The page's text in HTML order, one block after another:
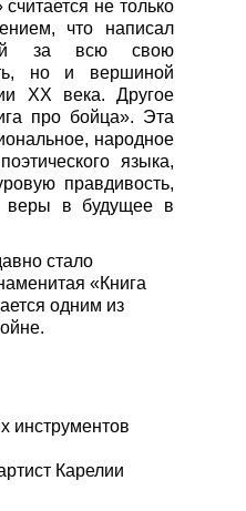
не только
что написал
за всю свою
но и вершиной
XX века. Другое
про бойца». Эта
народное
языка,
правдивость,
веры в будущее в
стало
«Книга
одним из
инструментов
Карелии